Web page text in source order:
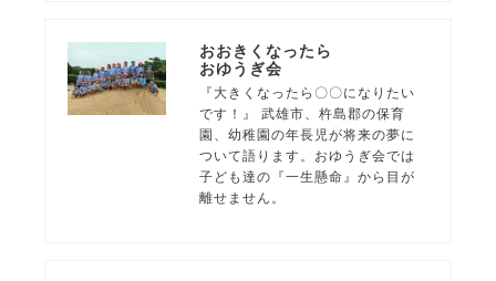
おおきくなったら
おゆうぎ会
『大きくなったら〇〇になりたい
です！』 武雄市、杵島郡の保育
園、幼稚園の年長児が将来の夢に
ついて語ります。おゆうぎ会では
子ども達の『一生懸命』から目が
離せません。